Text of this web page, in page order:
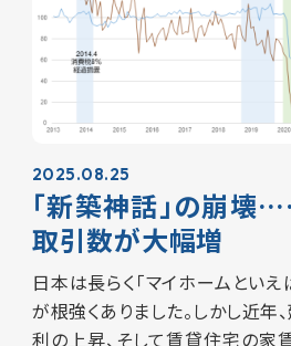
2025.08.25
「新築神話」の崩
取引数が大幅増
日本は長らく「マイホームとい
が根強くありました。しかし近年
利の上昇、そして賃貸住宅の家